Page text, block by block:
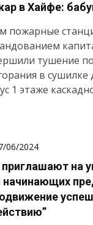
в Хайфе:
пожарные
тушение
в сушилке
1 этаже
06/2024
приглашают на
начинающих